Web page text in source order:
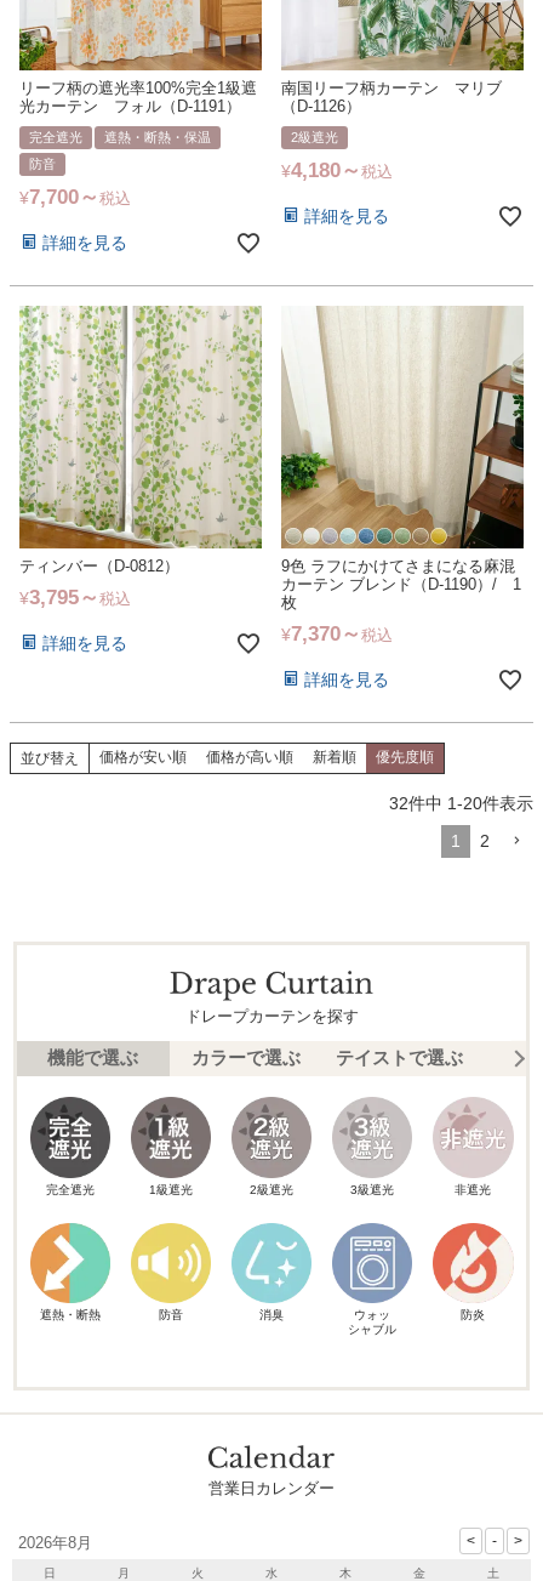
リーフ柄の遮光率100%完全1級遮
光カーテン フォル（D-1191）
完全遮光
遮熱・断熱・保温
防音
¥7,700 税込
詳細を見る
南国リーフ柄カーテン マリブ
（D-1126）
2級遮光
¥4,180 税込
詳細を見る
ティンバー（D-0812）
¥3,795 税込
詳細を見る
9色 ラフにかけてさまになる麻混
カーテン ブレンド（D-1190）/ 1
枚
¥7,370 税込
詳細を見る
並び替え 価格が安い順 価格が高い順 新着順 優先度順
32件中 1-20件表示
1
2
ドレープカーテンを探す
機能で選ぶ カラーで選ぶ テイストで選ぶ 柄
完全遮光 1級遮光 2級遮光 3級遮光 非遮光
遮熱・断熱 防音 消臭
ウォッ
シャブル
防炎
営業日カレンダー
2026年8月
日 月 火 水 木 金 土